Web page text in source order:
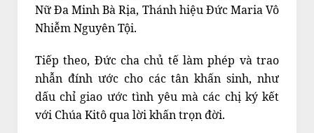
Nữ Đa Minh Bà Rịa, Thánh hiệu Đức Maria Vô
Nhiễm Nguyên Tội.
Tiếp theo, Đức cha chủ tế làm phép và trao
nhẫn đính ước cho các tân khấn sinh, như
dấu chỉ giao ước tình yêu mà các chị ký kết
với Chúa Kitô qua lời khấn trọn đời.